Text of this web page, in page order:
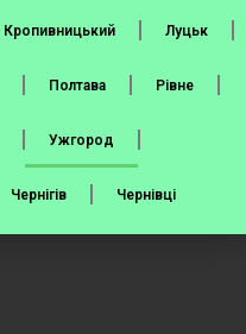
Кропивницький Луцьк
Полтава Рівне
Ужгород
Чернігів Чернівці